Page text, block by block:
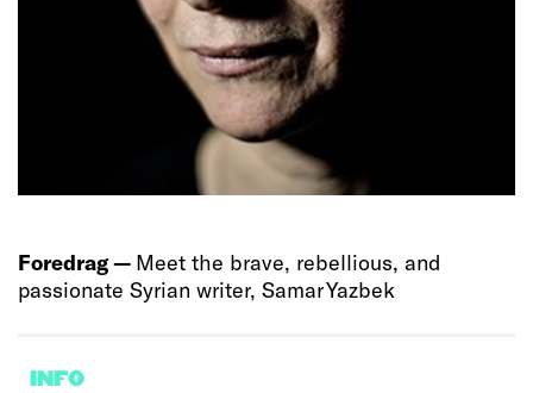
Foredrag — Meet the brave, rebellious, and
passionate Syrian writer, Samar Yazbek
INFO